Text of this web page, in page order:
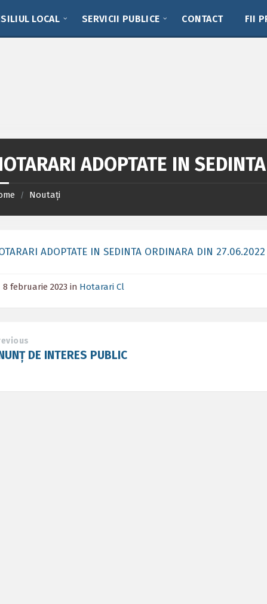
LOCAL SERVICII PUBLICE CONTACT FII
ADOPTATE IN
/ Noutați
ADOPTATE IN SEDINTA ORDINARA DIN 27.06.2022
8 februarie 2023in Hotarari Cl
DE INTERES PUBLIC